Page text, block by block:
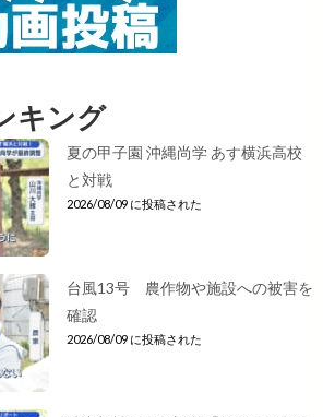
キング
夏の甲子園 沖縄尚学 あす横浜高校
と対戦
2026/08/09 に投稿された
台風13号 農作物や施設への被害を
確認
2026/08/09 に投稿された